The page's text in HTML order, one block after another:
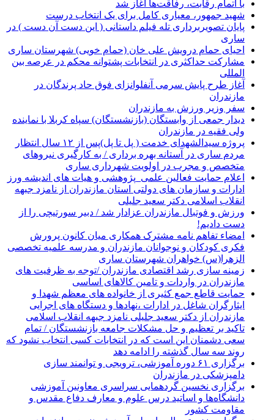
با اتمام رقابت، رفاقت‌ها آغاز شد
شهید جمهور، معیاری کامل برای یک انتخاب درست
پایان تصویربرداری تله فیلم داستانی ( این دست آن دست ) در
ساری
احیای حمام درویش علی خان (حمام خویی) شهرستان ساری
مشارکت حداکثری در انتخابات پشتوانه محکم در عرصه بین
المللی
آغاز طرح پایش سرمی آنفلوانزای فوق حاد پرندگان در
مازندران
سفر وزیر ورزش به مازندران
دیدار جمعی از وابستگان (بازنشستگان) سپاه کربلا با نماینده
ولی فقیه در مازندران
پروژه سیدالشهدای خدمت ( پل تا پل)پس از ۱۲ سال انتظار
مردم ساری در آستانه بهره برداری / به کارگیری نیروهای
متخصص و مجرب در اولویت شهرداری ساری
اعلام حمایت فعالین علمی_پژوهشی و هیات های اندیشه ورز
ادارات و سازمان های دولتی استان مازندران از نامزد جبهه
انقلاب اسلامی دکتر سعید جلیلی
ورزش و فوتبال مازندران عزادار شد / دبیر سورتیچی را از
دست دادیم!
امضاء تفاهم نامه مشترک همکاری میان کانون پرورش
فکری کودکان و نوجوانان مازندران و مدرسه علمیه تخصصی
الزهرا(س) خواهران شهرستان ساری
زمینه سازی رشد اقتصادی مازندران /توجه به ظرفیت های
مازندران در واردات و تامین کالاهای اساسی
حمایت قاطع جمع کثیری از خانواده های معظم شهدا و
ایثارگران شاغل در ادارات ،نهادها و دستگاه های اجرایی
مازندران از دکتر سعید جلیلی نامزد جبهه انقلاب اسلامی
تاکید بر تعظیم و حل مشکلات جامعه بازنشستگان / تمام
سعی دشمنان این است که در انتخابات کسی انتخاب نشود که
روند سه سال گذشته را ادامه دهد
برگزاری ۶۱ دوره آموزشی، ترویجی و توانمند سازی
دامپزشکی در مازندران
برگزاری نخسین گردهمایی سراسری معاونین آموزشی
دانشگاه‌ها و اساتید درس علوم و معارف دفاع مقدس و
مقاومت کشور